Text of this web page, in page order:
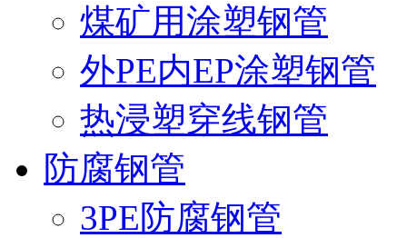
煤矿用涂塑钢管
外PE内EP涂塑钢管
热浸塑穿线钢管
防腐钢管
3PE防腐钢管